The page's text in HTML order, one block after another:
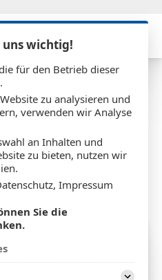
wichtig!
für den Betrieb dieser
zu analysieren und
verwenden wir Analyse
an Inhalten und
zu bieten, nutzen wir
, Impressum
Sie die